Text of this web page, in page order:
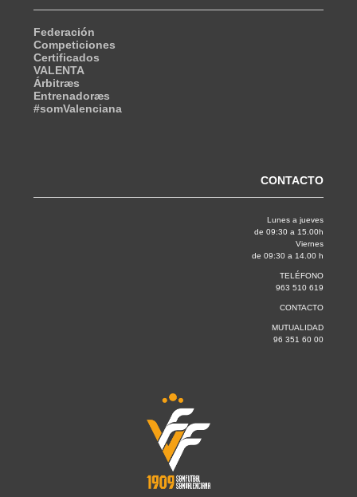
Federación
Competiciones
Certificados
VALENTA
Árbitræs
Entrenadoræs
#somValenciana
CONTACTO
Lunes a jueves
de 09:30 a 15.00h
Viernes
de 09:30 a 14.00 h
TELÉFONO
963 510 619
CONTACTO
MUTUALIDAD
96 351 60 00